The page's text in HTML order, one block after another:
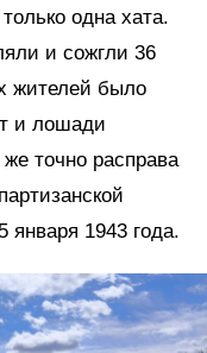
одна хата.
и сожгли 36
жителей было
и лошади
точно расправа
января 1943 года.